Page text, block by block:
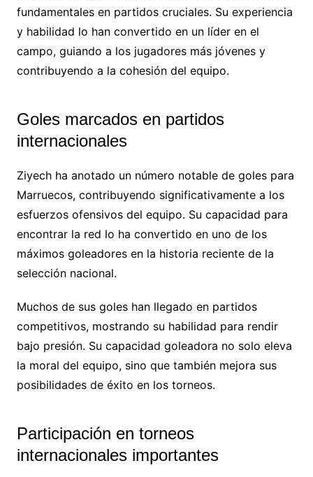
fundamentales en partidos cruciales. Su experiencia
y habilidad lo han convertido en un líder en el
campo, guiando a los jugadores más jóvenes y
contribuyendo a la cohesión del equipo.
Goles marcados en partidos
internacionales
Ziyech ha anotado un número notable de goles para
Marruecos, contribuyendo significativamente a los
esfuerzos ofensivos del equipo. Su capacidad para
encontrar la red lo ha convertido en uno de los
máximos goleadores en la historia reciente de la
selección nacional.
Muchos de sus goles han llegado en partidos
competitivos, mostrando su habilidad para rendir
bajo presión. Su capacidad goleadora no solo eleva
la moral del equipo, sino que también mejora sus
posibilidades de éxito en los torneos.
Participación en torneos
internacionales importantes